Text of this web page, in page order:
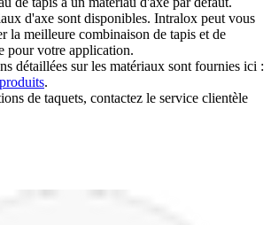
d'axe sont disponibles. Intralox peut vous
la meilleure combinaison de tapis et de
pour votre application.
détaillées sur les matériaux sont fournies ici :
.
de taquets, contactez le service clientèle